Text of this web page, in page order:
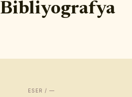
Bibliyografya
ESER / —